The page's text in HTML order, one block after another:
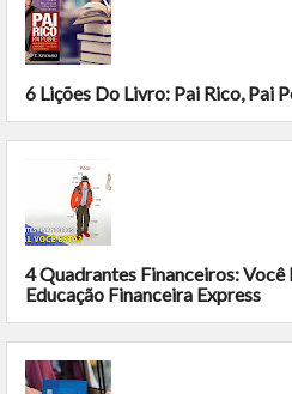
6 Lições Do Livro: Pai Rico, Pai
4 Quadrantes Financeiros: Você
Educação Financeira Express